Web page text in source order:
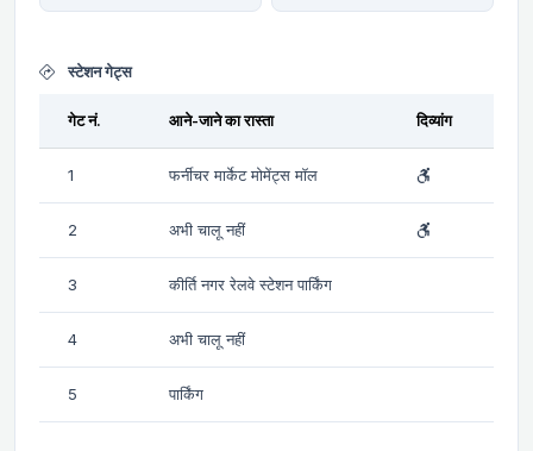
स्टेशन गेट्स
गेट नं. आने-जाने का रास्ता दिव्यांग
1 फर्नीचर मार्केट मोमेंट्स मॉल
2 अभी चालू नहीं
3 कीर्ति नगर रेलवे स्टेशन पार्किंग
4 अभी चालू नहीं
5 पार्किंग